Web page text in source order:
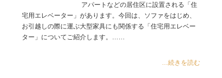
アパートなどの居住区に設置される「住
宅用エレベーター」があります。今回は、ソファをはじめ、
お引越しの際に運ぶ大型家具にも関係する「住宅用エレベー
ター」についてご紹介します。……
...続きを読む